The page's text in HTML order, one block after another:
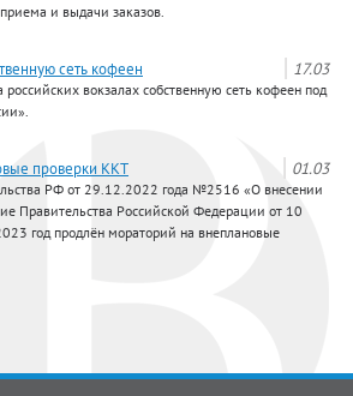
и выдачи заказов.
17.03
сеть кофеен
вокзалах собственную сеть кофеен под
01.03
проверки ККТ
РФ от 29.12.2022 года №2516 «О внесении
Правительства Российской Федерации от 10
год продлён мораторий на внеплановые